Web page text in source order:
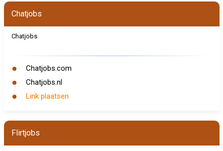
Chatjobs
Chatjobs
Chatjobs.com
Chatjobs.nl
Link plaatsen
Flirtjobs